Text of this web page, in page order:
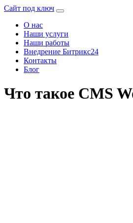
Сайт под ключ
О нас
Наши услуги
Наши работы
Внедрение Битрикс24
Контакты
Блог
Что такое CMS